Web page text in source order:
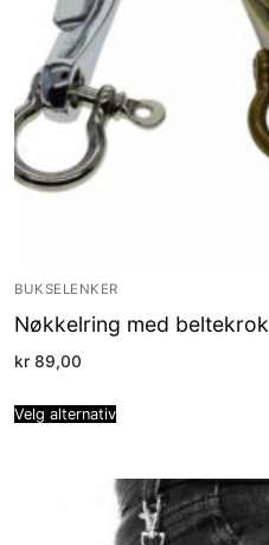
BUKSELENKER
Nøkkelring med beltekrok
kr 89,00
Velg alternativ